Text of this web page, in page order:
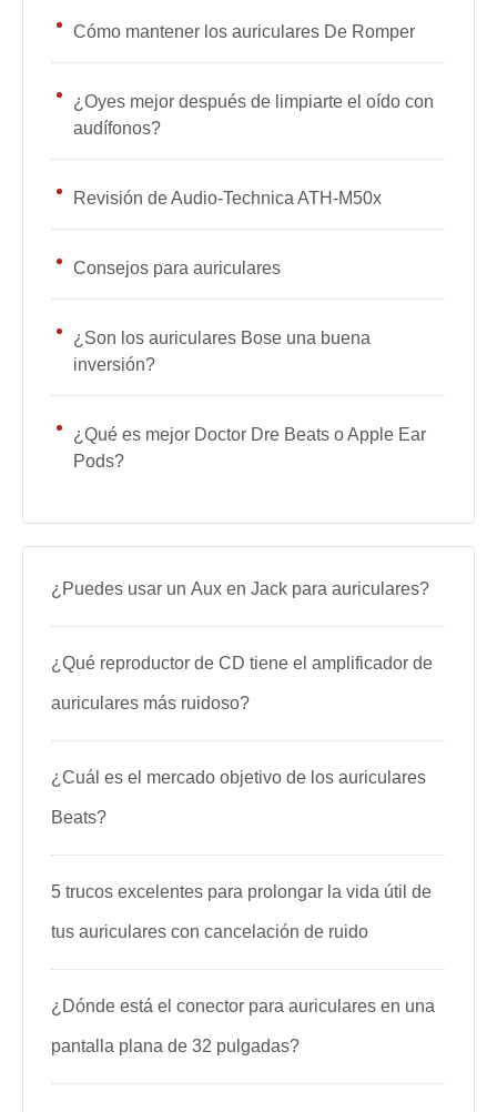
Cómo mantener los auriculares De Romper
¿Oyes mejor después de limpiarte el oído con
audífonos?
Revisión de Audio-Technica ATH-M50x
Consejos para auriculares
¿Son los auriculares Bose una buena
inversión?
¿Qué es mejor Doctor Dre Beats o Apple Ear
Pods?
¿Puedes usar un Aux en Jack para auriculares?
¿Qué reproductor de CD tiene el amplificador de
auriculares más ruidoso?
¿Cuál es el mercado objetivo de los auriculares
Beats?
5 trucos excelentes para prolongar la vida útil de
tus auriculares con cancelación de ruido
¿Dónde está el conector para auriculares en una
pantalla plana de 32 pulgadas?